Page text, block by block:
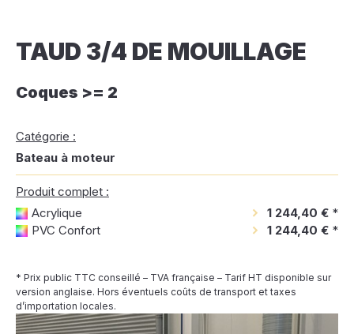
TAUD 3/4 DE MOUILLAGE
Coques >= 2
Catégorie :
Bateau à moteur
Produit complet :
Acrylique
1 244,40 € *
PVC Confort
1 244,40 € *
* Prix public TTC conseillé – TVA française – Tarif HT disponible sur
version anglaise. Hors éventuels coûts de transport et taxes
d’importation locales.